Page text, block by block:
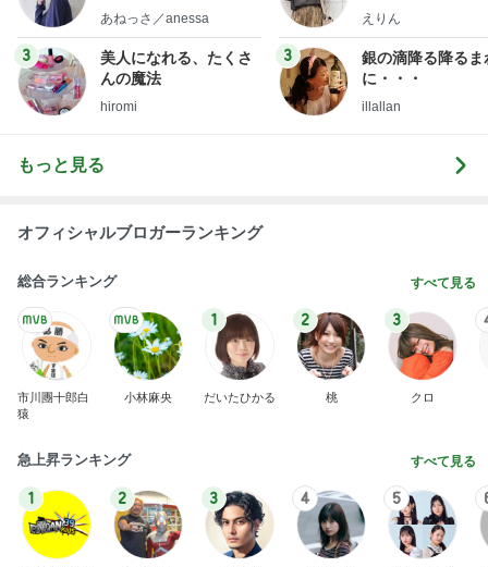
little minimalist's bea
uty colum
あねっさ／anessa
3
美人になれる、たくさ
んの魔法
hiromi
ファッションブロ
えりん
3
銀の滴降る降るま
に・・・
illallan
もっと見る
オフィシャルブロガーランキング
総合ランキング すべて見る
市川團十郎白
猿
小林麻央
1
だいたひかる
2
桃
3
クロ
急上昇ランキング すべて見る
1 2 3 4 5